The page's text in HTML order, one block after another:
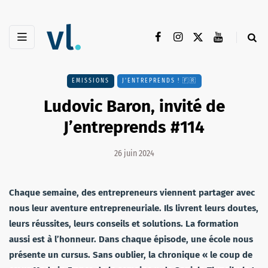
EMISSIONS J'ENTREPRENDS ! 🇫🇷
Ludovic Baron, invité de
J’entreprends #114
26 juin 2024
Chaque semaine, des entrepreneurs viennent partager avec
nous leur aventure entrepreneuriale. Ils livrent leurs doutes,
leurs réussites, leurs conseils et solutions. La formation
aussi est à l’honneur. Dans chaque épisode, une école nous
présente un cursus. Sans oublier, la chronique « le coup de